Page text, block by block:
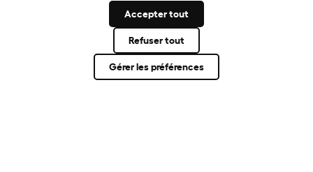
Protection de la vie privée et cookies
Accepter tout
Refuser tout
Gérer les préférences